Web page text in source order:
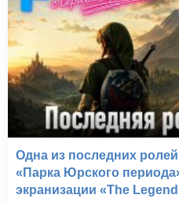
Одна из последних
«Парка Юрского
экранизации «The